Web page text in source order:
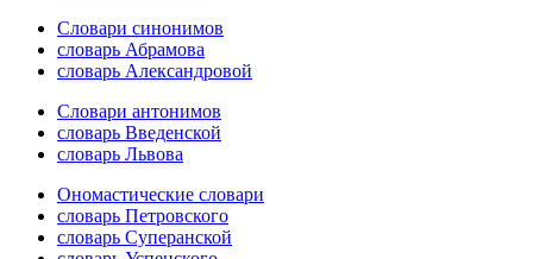
Словари синонимов
словарь Абрамова
словарь Александровой
Словари антонимов
словарь Введенской
словарь Львова
Ономастические словари
словарь Петровского
словарь Суперанской